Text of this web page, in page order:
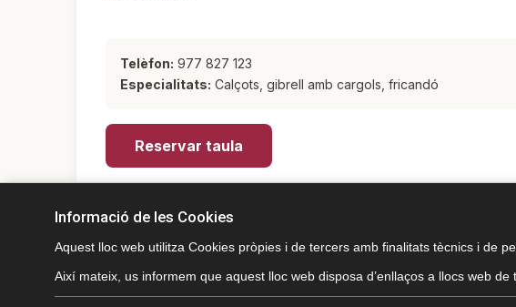
Telèfon: 977 827 123
Especialitats: Calçots, gibrell amb cargols, fricandó
Reservar taula
Informació de les Cookies
Aquest lloc web utilitza Cookies pròpies i de tercers amb finalitats tècnics i de
Així mateix, us informem que aquest lloc web disposa d’enllaços a llocs web